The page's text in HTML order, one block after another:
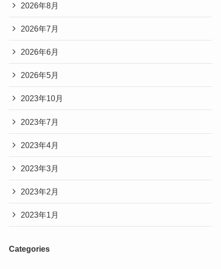
2026年8月
2026年7月
2026年6月
2026年5月
2023年10月
2023年7月
2023年4月
2023年3月
2023年2月
2023年1月
Categories